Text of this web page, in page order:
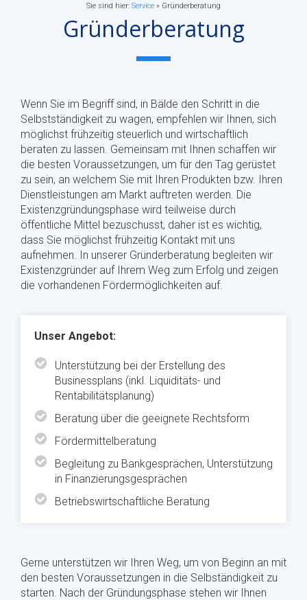
Sie sind hier: Service » Gründerberatung
Gründerberatung
Wenn Sie im Begriff sind, in Bälde den Schritt in die
Selbstständigkeit zu wagen, empfehlen wir Ihnen, sich
möglichst frühzeitig steuerlich und wirtschaftlich
beraten zu lassen. Gemeinsam mit Ihnen schaffen wir
die besten Voraussetzungen, um für den Tag gerüstet
zu sein, an welchem Sie mit Ihren Produkten bzw. Ihren
Dienstleistungen am Markt auftreten werden. Die
Existenzgründungsphase wird teilweise durch
öffentliche Mittel bezuschusst, daher ist es wichtig,
dass Sie möglichst frühzeitig Kontakt mit uns
aufnehmen. In unserer Gründerberatung begleiten wir
Existenzgründer auf Ihrem Weg zum Erfolg und zeigen
die vorhandenen Fördermöglichkeiten auf.
Unser Angebot:
Unterstützung bei der Erstellung des
Businessplans (inkl. Liquiditäts- und
Rentabilitätsplanung)
Beratung über die geeignete Rechtsform
Fördermittelberatung
Begleitung zu Bankgesprächen, Unterstützung
in Finanzierungsgesprächen
Betriebswirtschaftliche Beratung
Gerne unterstützen wir Ihren Weg, um von Beginn an mit
den besten Voraussetzungen in die Selbständigkeit zu
starten. Nach der Gründungsphase stehen wir Ihnen